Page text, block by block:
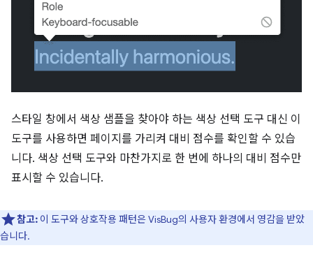
스타일 창에서 색상 샘플을 찾아야 하는 색상 선택 도구 대신 이
도구를 사용하면 페이지를 가리켜 대비 점수를 확인할 수 있습
니다. 색상 선택 도구와 마찬가지로 한 번에 하나의 대비 점수만
표시할 수 있습니다.
참고: 이 도구와 상호작용 패턴은 VisBug의 사용자 환경에서 영감을 받았
습니다.